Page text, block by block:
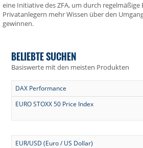
eine Initiative des ZFA, um durch regelmäßige
Privatanlegern mehr Wissen über den
gewinnen.
BELIEBTE SUCHEN
Basiswerte mit den meisten Produkten
DAX Performance
EURO STOXX 50 Price Index
EUR/USD (Euro / US Dollar)